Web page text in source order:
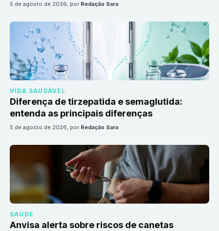
5 de agosto de 2026, por Redação Sara
VIDA SAUDÁVEL
Diferença de tirzepatida e semaglutida:
entenda as principais diferenças
5 de agosto de 2026, por Redação Sara
SAÚDE
Anvisa alerta sobre riscos de canetas